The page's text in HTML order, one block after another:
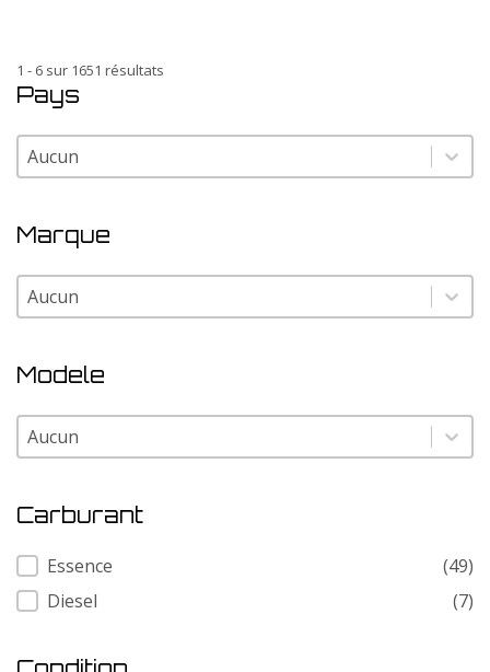
1 - 6 sur 1651 résultats
Pays
Pays
Pays
Marque
Marque
Marque
Modele
Modele
Modele
Carburant
Carburant
Essence
(49)
Diesel
(7)